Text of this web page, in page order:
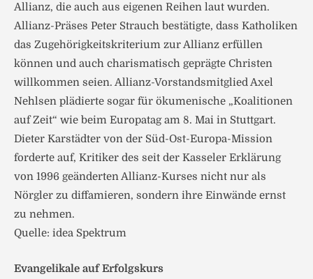
Allianz, die auch aus eigenen Reihen laut wurden.
Allianz-Präses Peter Strauch bestätigte, dass Katholiken
das Zugehörigkeitskriterium zur Allianz erfüllen
können und auch charismatisch geprägte Christen
willkommen seien. Allianz-Vorstandsmitglied Axel
Nehlsen plädierte sogar für ökumenische „Koalitionen
auf Zeit“ wie beim Europatag am 8. Mai in Stuttgart.
Dieter Karstädter von der Süd-Ost-Europa-Mission
forderte auf, Kritiker des seit der Kasseler Erklärung
von 1996 geänderten Allianz-Kurses nicht nur als
Nörgler zu diffamieren, sondern ihre Einwände ernst
zu nehmen.
Quelle: idea Spektrum
Evangelikale auf Erfolgskurs